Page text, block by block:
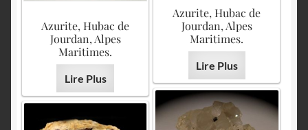
Azurite, Hubac de
Jourdan, Alpes
Maritimes.
Lire Plus
Azurite, Hubac de
Jourdan, Alpes
Maritimes.
Lire Plus